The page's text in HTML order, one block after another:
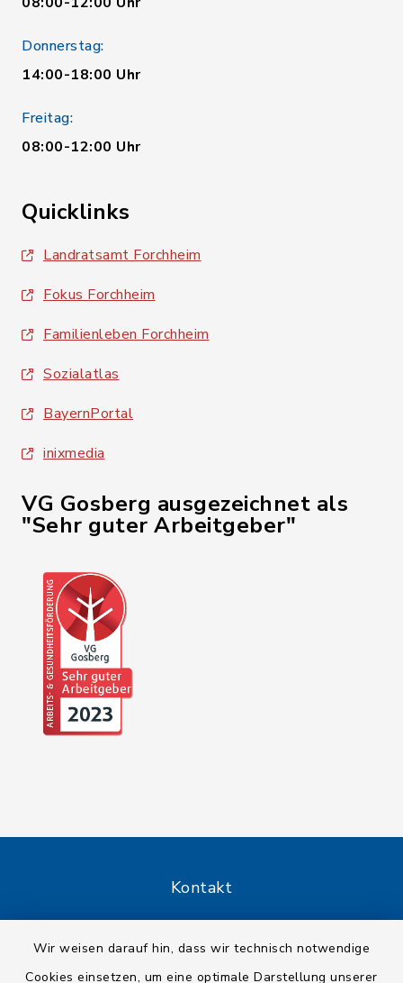
Wir weisen darauf hin, dass wir technisch notwendige
Cookies einsetzen, um eine optimale Darstellung unserer
Donnerstag:
14:00-18:00 Uhr
Freitag:
08:00-12:00 Uhr
Quicklinks
Landratsamt Forchheim
Fokus Forchheim
Familienleben Forchheim
Sozialatlas
BayernPortal
inixmedia
VG Gosberg ausgezeichnet als
"Sehr guter Arbeitgeber"
Kontakt